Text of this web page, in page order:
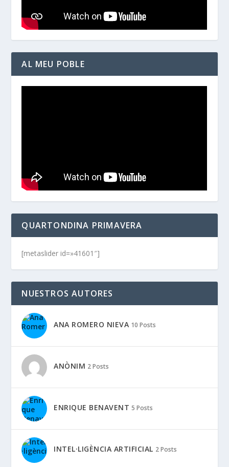
AL MEU POBLE
QUARTONDINA PRIMAVERA
[metaslider id=»41601″]
NUESTROS AUTORES
ANA ROMERO NIEVA 10 Posts
ANÒNIM 2 Posts
ENRIQUE BENAVENT 5 Posts
INTEL·LIGÈNCIA ARTIFICIAL 2 Posts